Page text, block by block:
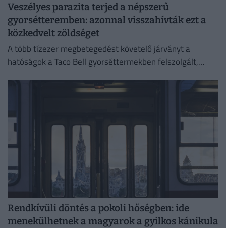
Veszélyes parazita terjed a népszerű
gyorsétteremben: azonnal visszahívták ezt a
közkedvelt zöldséget
A több tízezer megbetegedést követelő járványt a
hatóságok a Taco Bell gyorséttermekben felszolgált,
Rendkívüli döntés a pokoli hőségben: ide
menekülhetnek a magyarok a gyilkos kánikula